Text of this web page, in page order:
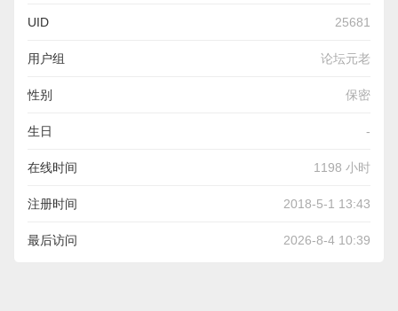
UID 25681
用户组 论坛元老
性别 保密
生日 -
在线时间 1198 小时
注册时间 2018-5-1 13:43
最后访问 2026-8-4 10:39